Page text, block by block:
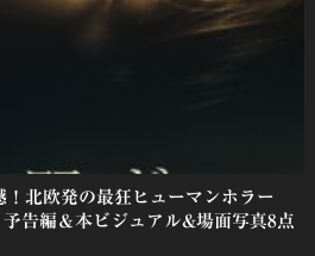
北欧発の最狂ヒューマンホラー
告編＆本ビジュアル&場面写真8点